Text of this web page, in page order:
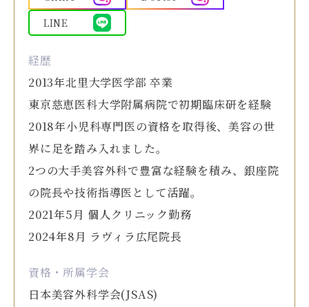
LINE
経歴
2013年北里大学医学部 卒業
東京慈恵医科大学附属病院で初期臨床研を経験
2018年小児科専門医の資格を取得後、美容の世
界に足を踏み入れました。
2つの大手美容外科で豊富な経験を積み、銀座院
の院長や技術指導医として活躍。
2021年5月 個人クリニック勤務
2024年8月 ラヴィラ広尾院長
資格・所属学会
日本美容外科学会(JSAS)